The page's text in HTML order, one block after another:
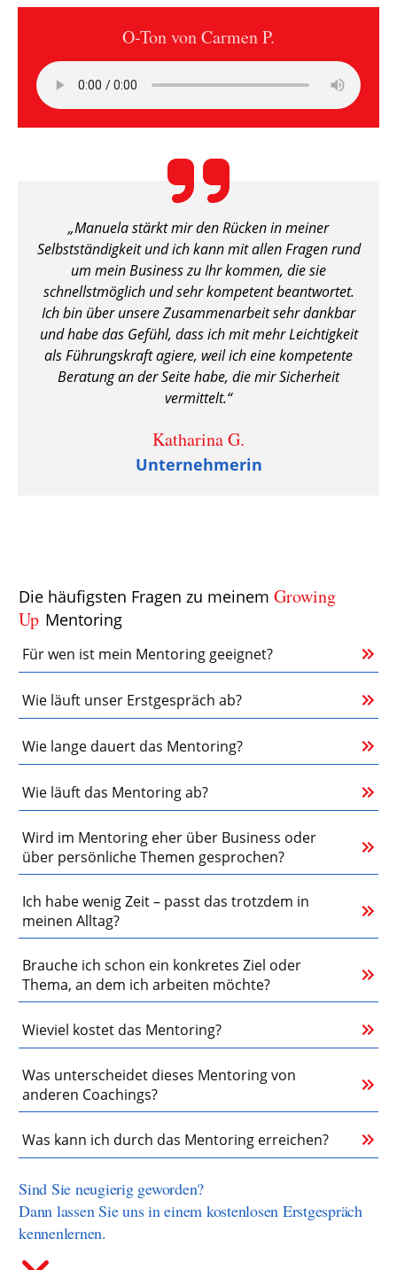
„Manuela stärkt mir den Rücken in meiner
Selbstständigkeit und ich kann mit allen Fragen rund
um mein Business zu Ihr kommen, die sie
schnellstmöglich und sehr kompetent beantwortet.
Ich bin über unsere Zusammenarbeit sehr dankbar
und habe das Gefühl, dass ich mit mehr Leichtigkeit
als Führungskraft agiere, weil ich eine kompetente
Beratung an der Seite habe, die mir Sicherheit
vermittelt.“
Katharina G.
Unternehmerin
O-Ton von Carmen P.
Die häufigsten Fragen zu meinem Growing
Up Mentoring
Für wen ist mein Mentoring geeignet?
Wie läuft unser Erstgespräch ab?
Wie lange dauert das Mentoring?
Wie läuft das Mentoring ab?
Wird im Mentoring eher über Business oder
über persönliche Themen gesprochen?
Ich habe wenig Zeit – passt das trotzdem in
meinen Alltag?
Brauche ich schon ein konkretes Ziel oder
Thema, an dem ich arbeiten möchte?
Wieviel kostet das Mentoring?
Was unterscheidet dieses Mentoring von
anderen Coachings?
Was kann ich durch das Mentoring erreichen?
Sind Sie neugierig geworden?
Dann lassen Sie uns in einem kostenlosen Erstgespräch
kennenlernen.